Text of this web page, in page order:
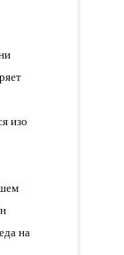
изо
на